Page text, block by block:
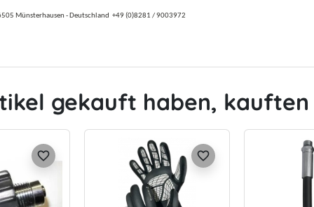
Münsterhausen - Deutschland +49 (0)8281 / 9003972
gekauft haben, kauften
favorite_border favorite_border